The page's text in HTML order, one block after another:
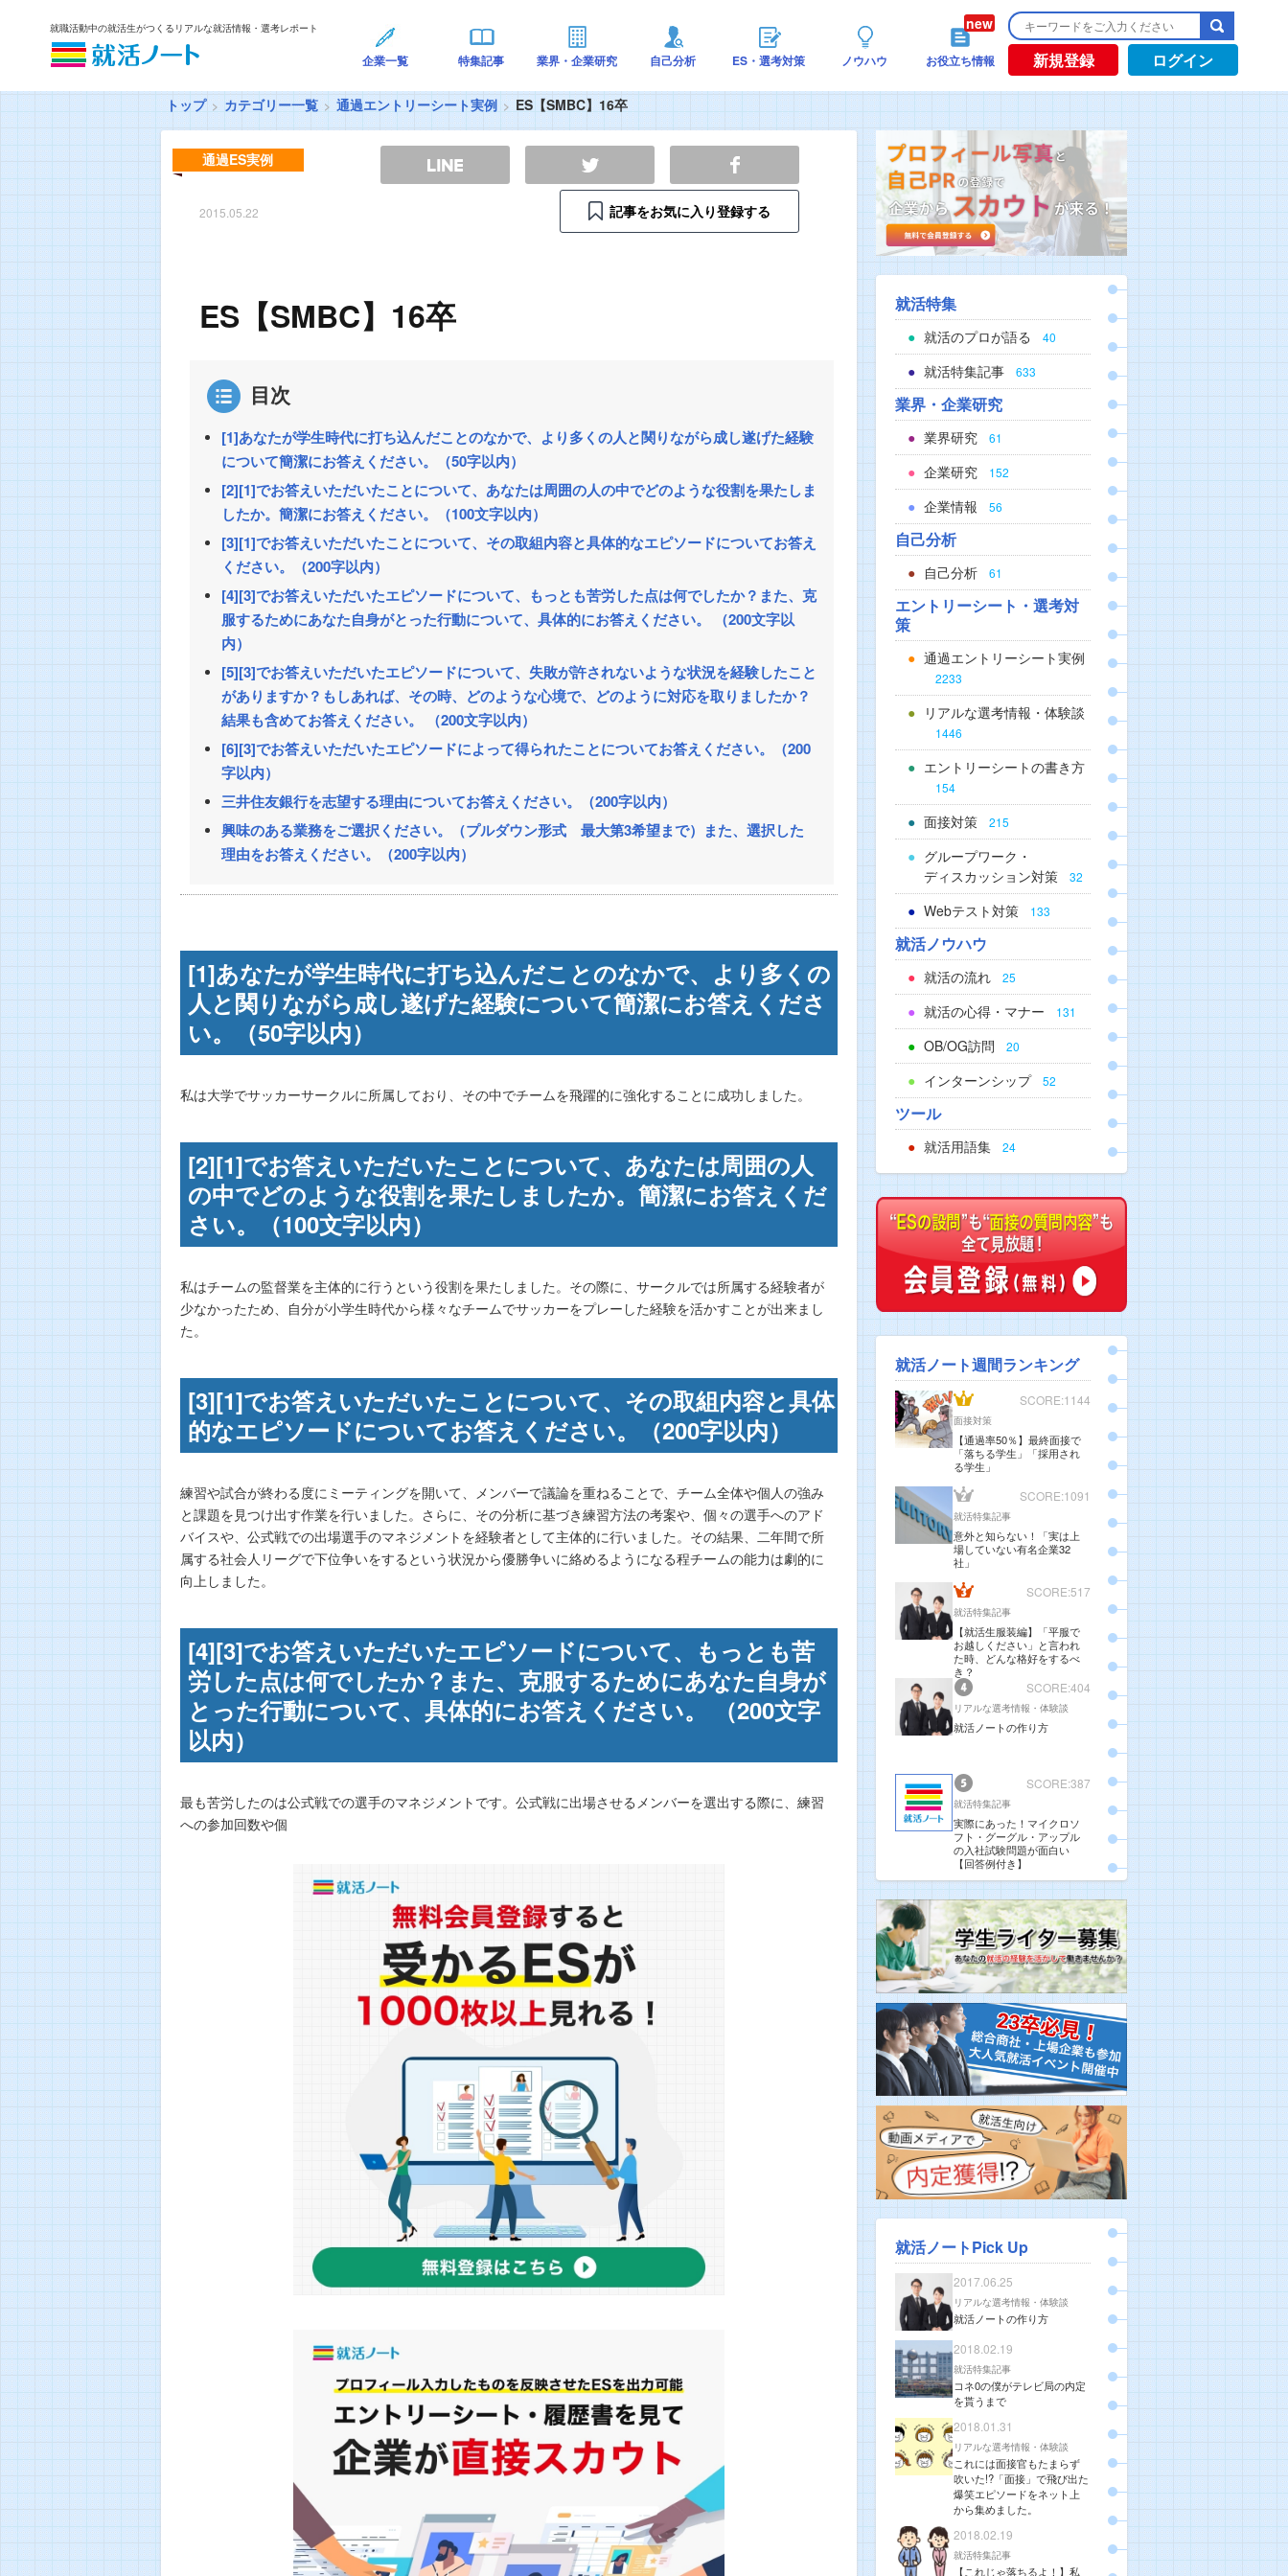
就職活動中の就活生がつくるリアルな就活情報・選考レポート
企業一覧 特集記事 業界・企業研究 自己分析 ES・選考対策 ノウハウ お役立ち情報 新規登録 ログイン
トップ カテゴリー一覧 通過エントリーシート実例 ES【SMBC】16卒
通過ES実例
2015.05.22 記事をお気に入り登録する
ES【SMBC】16卒
目次
[1]あなたが学生時代に打ち込んだことのなかで、より多くの人と関りながら成し遂げた経験
について簡潔にお答えください。（50字以内）
[2][1]でお答えいただいたことについて、あなたは周囲の人の中でどのような役割を果たしま
したか。簡潔にお答えください。（100文字以内）
[3][1]でお答えいただいたことについて、その取組内容と具体的なエピソードについてお答え
ください。（200字以内）
[4][3]でお答えいただいたエピソードについて、もっとも苦労した点は何でしたか？また、克
服するためにあなた自身がとった行動について、具体的にお答えください。 （200文字以
内）
[5][3]でお答えいただいたエピソードについて、失敗が許されないような状況を経験したこと
がありますか？もしあれば、その時、どのような心境で、どのように対応を取りましたか？
結果も含めてお答えください。 （200文字以内）
[6][3]でお答えいただいたエピソードによって得られたことについてお答えください。（200
字以内）
三井住友銀行を志望する理由についてお答えください。（200字以内）
興味のある業務をご選択ください。（プルダウン形式 最大第3希望まで）また、選択した
理由をお答えください。（200字以内）
[1]あなたが学生時代に打ち込んだことのなかで、より多くの
人と関りながら成し遂げた経験について簡潔にお答えくださ
い。（50字以内）
私は大学でサッカーサークルに所属しており、その中でチームを飛躍的に強化することに成功しました。
[2][1]でお答えいただいたことについて、あなたは周囲の人
の中でどのような役割を果たしましたか。簡潔にお答えくだ
さい。（100文字以内）
私はチームの監督業を主体的に行うという役割を果たしました。その際に、サークルでは所属する経験者が
少なかったため、自分が小学生時代から様々なチームでサッカーをプレーした経験を活かすことが出来まし
た。
[3][1]でお答えいただいたことについて、その取組内容と具体
的なエピソードについてお答えください。（200字以内）
練習や試合が終わる度にミーティングを開いて、メンバーで議論を重ねることで、チーム全体や個人の強み
と課題を見つけ出す作業を行いました。さらに、その分析に基づき練習方法の考案や、個々の選手へのアド
バイスや、公式戦での出場選手のマネジメントを経験者として主体的に行いました。その結果、二年間で所
属する社会人リーグで下位争いをするという状況から優勝争いに絡めるようになる程チームの能力は劇的に
向上しました。
[4][3]でお答えいただいたエピソードについて、もっとも苦
労した点は何でしたか？また、克服するためにあなた自身が
とった行動について、具体的にお答えください。 （200文字
以内）
最も苦労したのは公式戦での選手のマネジメントです。公式戦に出場させるメンバーを選出する際に、練習
への参加回数や個
就活特集
就活のプロが語る 40
就活特集記事 633
業界・企業研究
業界研究 61
企業研究 152
企業情報 56
自己分析
自己分析 61
エントリーシート・選考対
策
通過エントリーシート実例
2233
リアルな選考情報・体験談
1446
エントリーシートの書き方
154
面接対策 215
グループワーク・
ディスカッション対策
32
Webテスト対策 133
就活ノウハウ
就活の流れ 25
就活の心得・マナー 131
OB/OG訪問 20
インターンシップ 52
ツール
就活用語集 24
就活ノート週間ランキング
SCORE:1144
面接対策
【通過率50％】最終面接で
「落ちる学生」「採用され
る学生」
SCORE:1091
就活特集記事
意外と知らない！「実は上
場していない有名企業32
社」
SCORE:517
就活特集記事
【就活生服装編】「平服で
お越しください」と言われ
た時、どんな格好をするべ
き？
SCORE:404
リアルな選考情報・体験談
就活ノートの作り方
SCORE:387
就活特集記事
実際にあった！マイクロソ
フト・グーグル・アップル
の入社試験問題が面白い
【回答例付き】
就活ノートPick Up
2017.06.25
リアルな選考情報・体験談
就活ノートの作り方
2018.02.19
就活特集記事
コネ0の僕がテレビ局の内定
を貰うまで
2018.01.31
リアルな選考情報・体験談
これには面接官もたまらず
吹いた!?「面接」で飛び出た
爆笑エピソードをネット上
から集めました。
2018.02.19
就活特集記事
【これじゃ落ちるよ！】私